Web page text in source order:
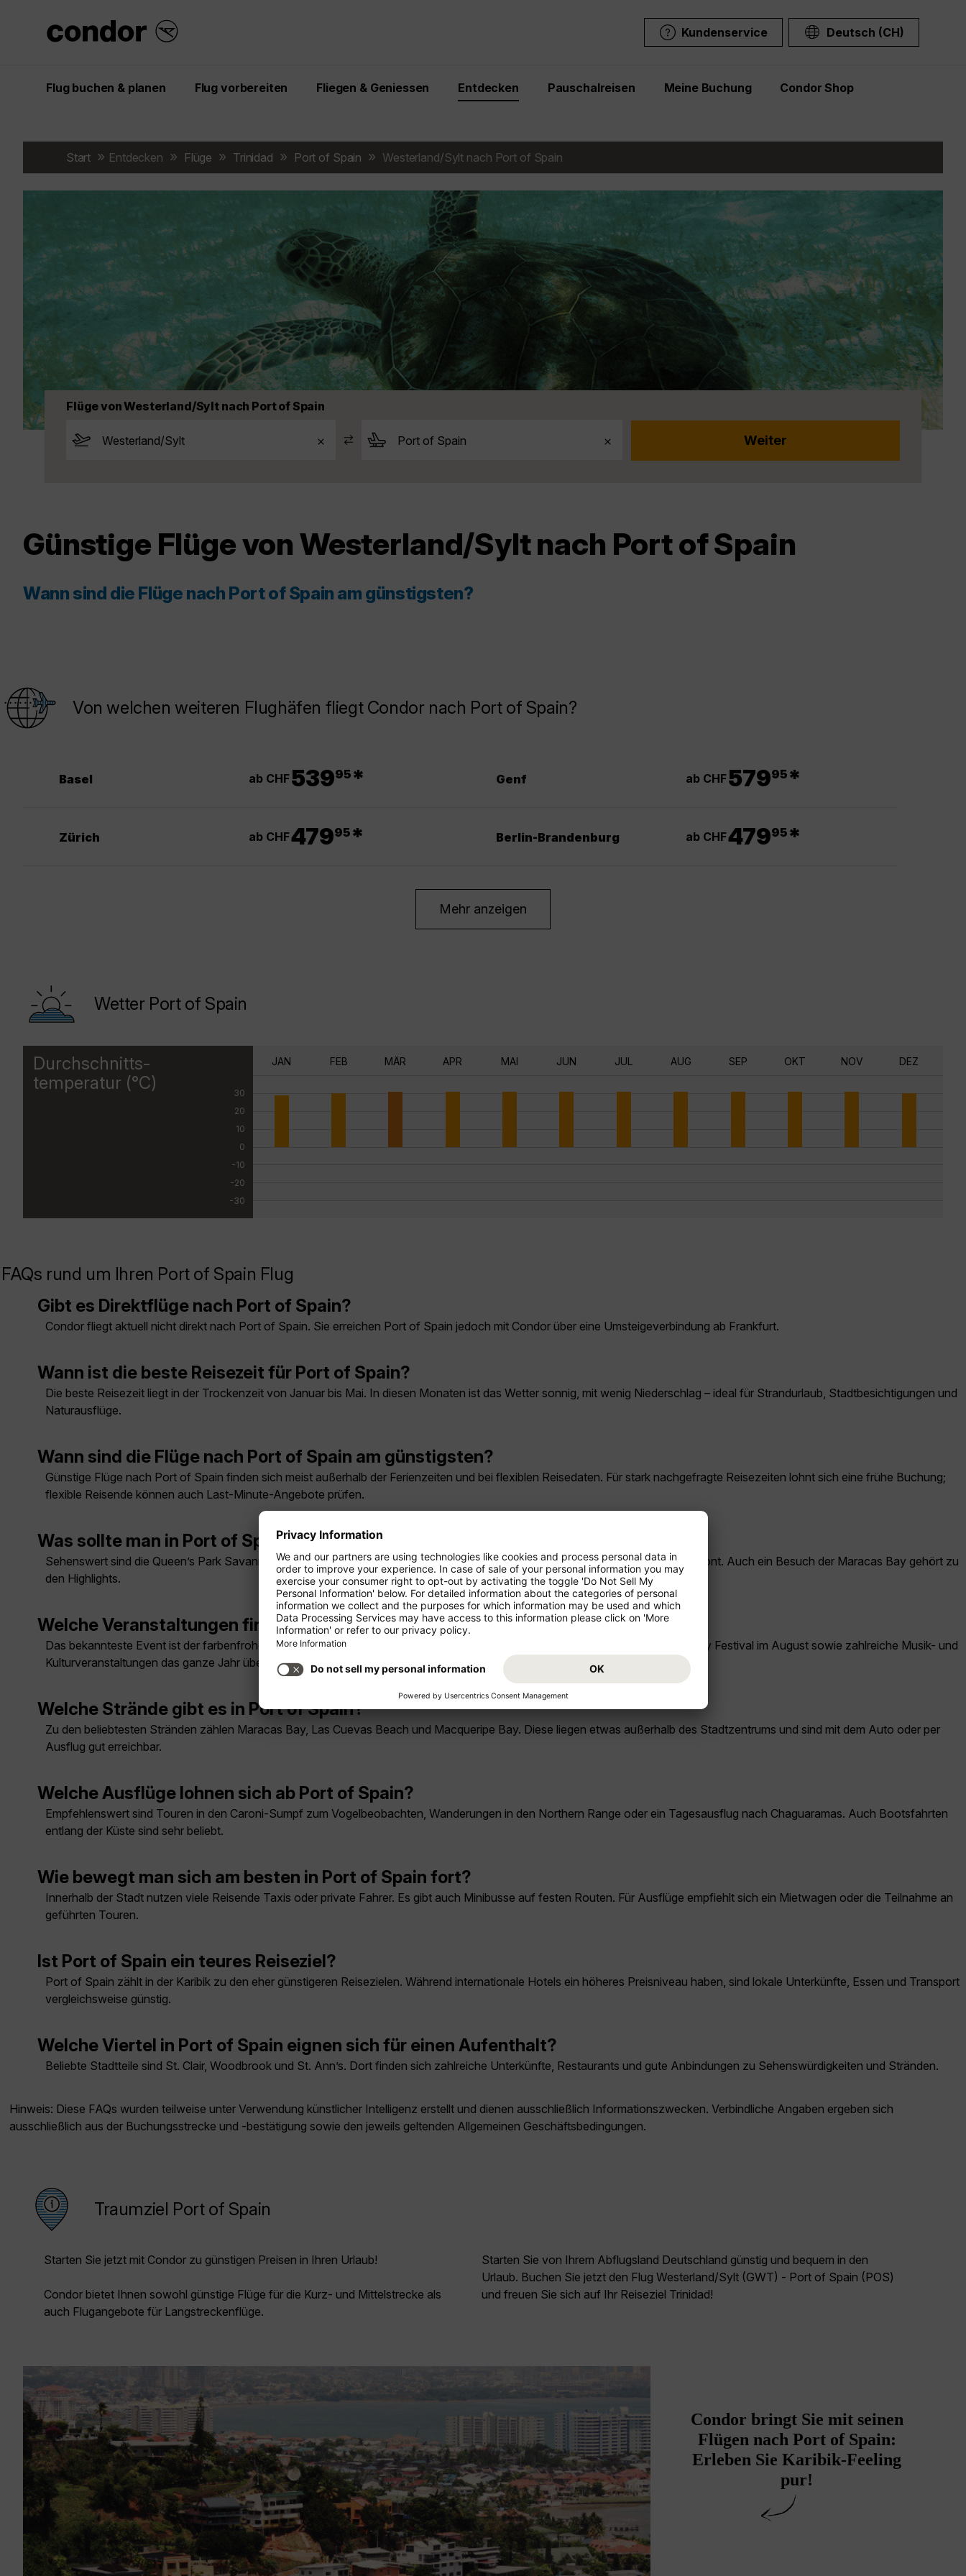
Kundenservice Deutsch (CH)
Flug buchen & planen Flug vorbereiten Fliegen & Geniessen Entdecken Pauschalreisen Meine Buchung Condor Shop
Start Entdecken Flüge Trinidad Port of Spain Westerland/Sylt nach Port of Spain
Flüge von Westerland/Sylt nach Port of Spain
Günstige Flüge von Westerland/Sylt nach Port of Spain
Wann sind die Flüge nach Port of Spain am günstigsten?
Von welchen weiteren Flughäfen fliegt Condor nach Port of Spain?
Basel ab CHF53995 * Genf ab CHF57995 *
Zürich ab CHF47995 * Berlin-Brandenburg ab CHF47995 *
Mehr anzeigen
Wetter Port of Spain
Durchschnitts-
temperatur (°C)
30
20
10
0
-10
-20
-30
JAN FEB MÄR APR MAI JUN JUL AUG SEP OKT NOV DEZ
FAQs rund um Ihren Port of Spain Flug
Gibt es Direktflüge nach Port of Spain?
Condor fliegt aktuell nicht direkt nach Port of Spain. Sie erreichen Port of Spain jedoch mit Condor über eine Umsteigeverbindung ab Frankfurt.
Wann ist die beste Reisezeit für Port of Spain?
Die beste Reisezeit liegt in der Trockenzeit von Januar bis Mai. In diesen Monaten ist das Wetter sonnig, mit wenig Niederschlag – ideal für Strandurlaub, Stadtbesichtigungen und
Naturausflüge.
Wann sind die Flüge nach Port of Spain am günstigsten?
Günstige Flüge nach Port of Spain finden sich meist außerhalb der Ferienzeiten und bei flexiblen Reisedaten. Für stark nachgefragte Reisezeiten lohnt sich eine frühe Buchung;
flexible Reisende können auch Last-Minute-Angebote prüfen.
Was sollte man in Port of Spain unbedingt gesehen haben?
Sehenswert sind die Queen’s Park Savannah, die botanischen Gärten, das Nationalmuseum sowie der historische Stadtteil Belmont. Auch ein Besuch der Maracas Bay gehört zu
den Highlights.
Welche Veranstaltungen finden regelmäßig in Port of Spain statt?
Das bekannteste Event ist der farbenfrohe Karneval von Trinidad im Februar. Weitere Veranstaltungen sind das Emancipation Day Festival im August sowie zahlreiche Musik- und
Kulturveranstaltungen das ganze Jahr über.
Welche Strände gibt es in Port of Spain?
Zu den beliebtesten Stränden zählen Maracas Bay, Las Cuevas Beach und Macqueripe Bay. Diese liegen etwas außerhalb des Stadtzentrums und sind mit dem Auto oder per
Ausflug gut erreichbar.
Welche Ausflüge lohnen sich ab Port of Spain?
Empfehlenswert sind Touren in den Caroni-Sumpf zum Vogelbeobachten, Wanderungen in den Northern Range oder ein Tagesausflug nach Chaguaramas. Auch Bootsfahrten
entlang der Küste sind sehr beliebt.
Wie bewegt man sich am besten in Port of Spain fort?
Innerhalb der Stadt nutzen viele Reisende Taxis oder private Fahrer. Es gibt auch Minibusse auf festen Routen. Für Ausflüge empfiehlt sich ein Mietwagen oder die Teilnahme an
geführten Touren.
Ist Port of Spain ein teures Reiseziel?
Port of Spain zählt in der Karibik zu den eher günstigeren Reisezielen. Während internationale Hotels ein höheres Preisniveau haben, sind lokale Unterkünfte, Essen und Transport
vergleichsweise günstig.
Welche Viertel in Port of Spain eignen sich für einen Aufenthalt?
Beliebte Stadtteile sind St. Clair, Woodbrook und St. Ann’s. Dort finden sich zahlreiche Unterkünfte, Restaurants und gute Anbindungen zu Sehenswürdigkeiten und Stränden.
Hinweis: Diese FAQs wurden teilweise unter Verwendung künstlicher Intelligenz erstellt und dienen ausschließlich Informationszwecken. Verbindliche Angaben ergeben sich
ausschließlich aus der Buchungsstrecke und -bestätigung sowie den jeweils geltenden Allgemeinen Geschäftsbedingungen.
Traumziel Port of Spain
Starten Sie jetzt mit Condor zu günstigen Preisen in Ihren Urlaub!
Condor bietet Ihnen sowohl günstige Flüge für die Kurz- und Mittelstrecke als
auch Flugangebote für Langstreckenflüge.
Starten Sie von Ihrem Abflugsland Deutschland günstig und bequem in den
Urlaub. Buchen Sie jetzt den Flug Westerland/Sylt (GWT) - Port of Spain (POS)
und freuen Sie sich auf Ihr Reiseziel Trinidad!
Condor bringt Sie mit seinen
Flügen nach Port of Spain:
Erleben Sie Karibik-Feeling
pur!